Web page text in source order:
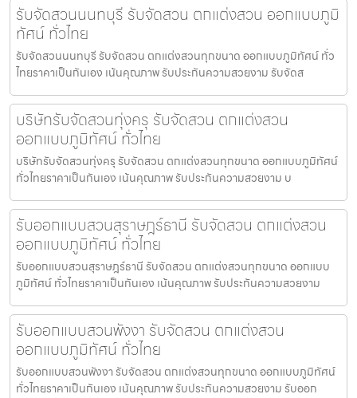
รับจัดสวนนนทบุรี รับจัดสวน ตกแต่งสวน ออกแบบภูมิ
ทัศน์ ทั่วไทย
รับจัดสวนนนทบุรี รับจัดสวน ตกแต่งสวนทุกขนาด ออกแบบภูมิทัศน์ ทั่ว
ไทยราคาเป็นกันเอง เน้นคุณภาพ รับประกันความสวยงาม รับจัดส
บริษัทรับจัดสวนทุ่งครุ รับจัดสวน ตกแต่งสวน
ออกแบบภูมิทัศน์ ทั่วไทย
บริษัทรับจัดสวนทุ่งครุ รับจัดสวน ตกแต่งสวนทุกขนาด ออกแบบภูมิทัศน์
ทั่วไทยราคาเป็นกันเอง เน้นคุณภาพ รับประกันความสวยงาม บ
รับออกแบบสวนสุราษฎร์ธานี รับจัดสวน ตกแต่งสวน
ออกแบบภูมิทัศน์ ทั่วไทย
รับออกแบบสวนสุราษฎร์ธานี รับจัดสวน ตกแต่งสวนทุกขนาด ออกแบบ
ภูมิทัศน์ ทั่วไทยราคาเป็นกันเอง เน้นคุณภาพ รับประกันความสวยงาม
รับออกแบบสวนพังงา รับจัดสวน ตกแต่งสวน
ออกแบบภูมิทัศน์ ทั่วไทย
รับออกแบบสวนพังงา รับจัดสวน ตกแต่งสวนทุกขนาด ออกแบบภูมิทัศน์
ทั่วไทยราคาเป็นกันเอง เน้นคุณภาพ รับประกันความสวยงาม รับออก